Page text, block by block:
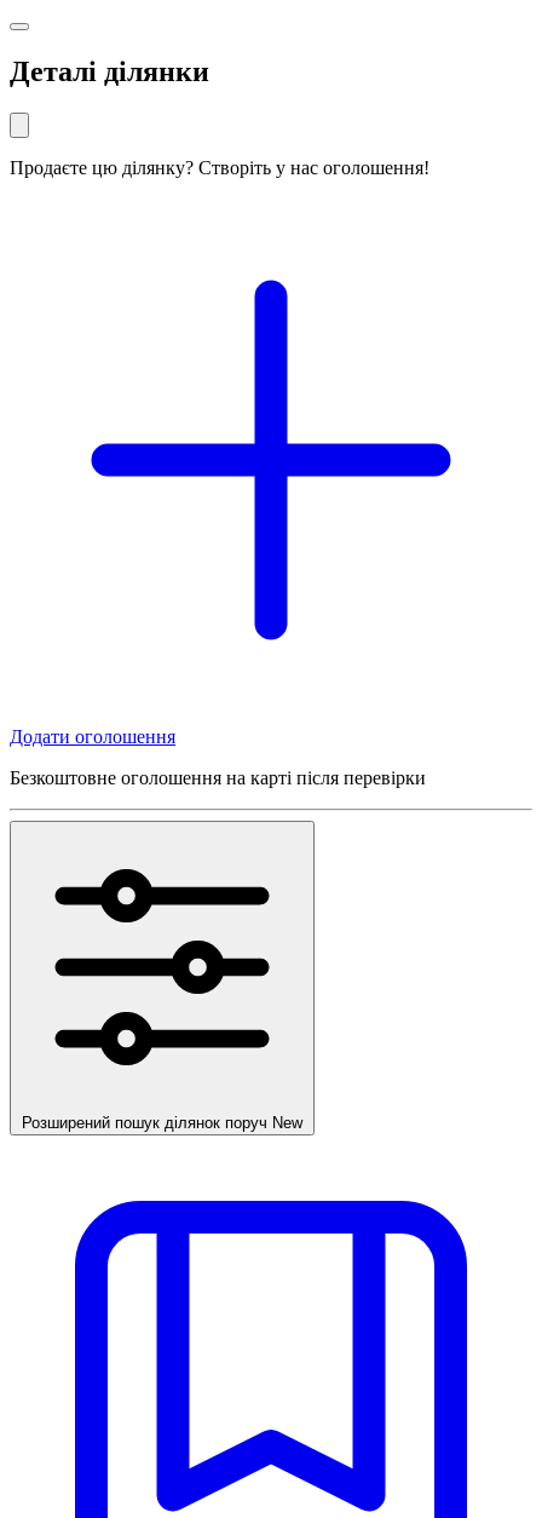
Деталі ділянки
Продаєте цю ділянку? Створіть у нас оголошення!
Додати оголошення
Безкоштовне оголошення на карті після перевірки
Розширений пошук ділянок поруч New